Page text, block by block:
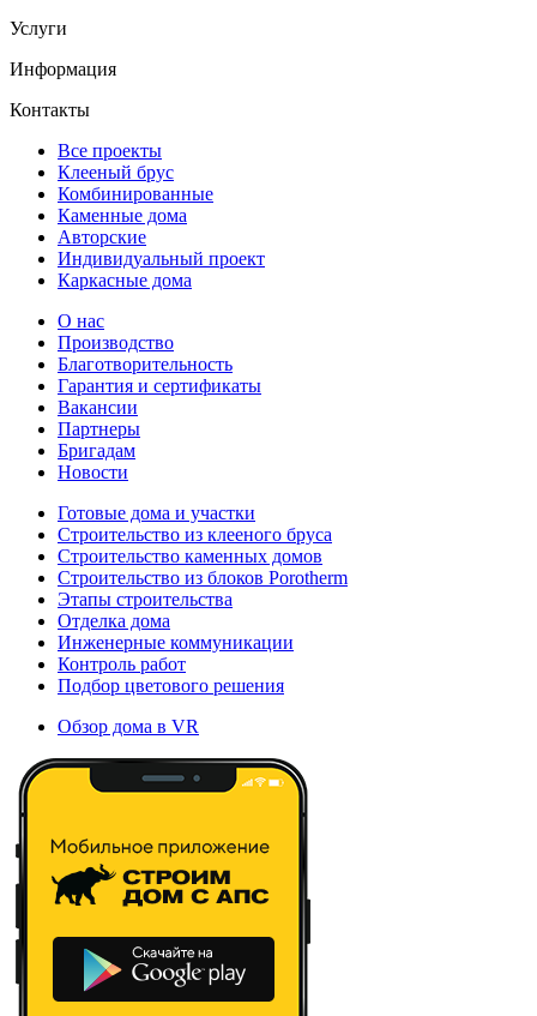
Услуги
Информация
Контакты
Все проекты
Клееный брус
Комбинированные
Каменные дома
Авторские
Индивидуальный проект
Каркасные дома
О нас
Производство
Благотворительность
Гарантия и сертификаты
Вакансии
Партнеры
Бригадам
Новости
Готовые дома и участки
Строительство из клееного бруса
Строительство каменных домов
Строительство из блоков Porotherm
Этапы строительства
Отделка дома
Инженерные коммуникации
Контроль работ
Подбор цветового решения
Обзор дома в VR